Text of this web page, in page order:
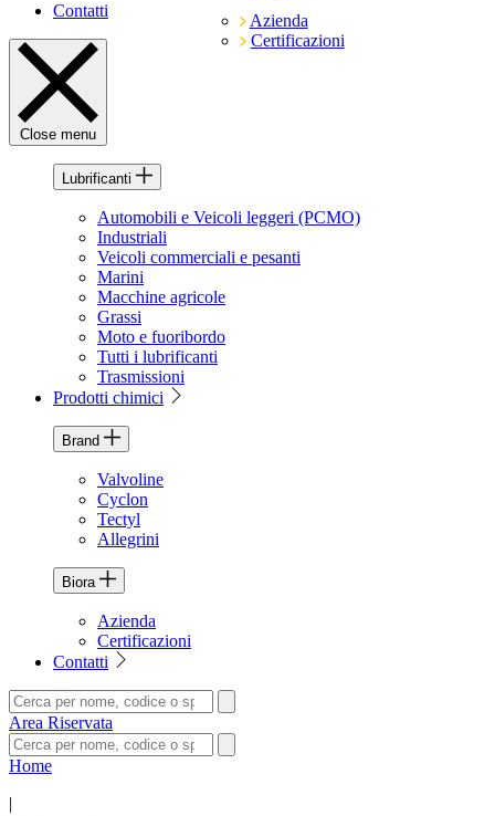
Azienda
Certificazioni
Contatti
Close menu
Lubrificanti
Automobili e Veicoli leggeri (PCMO)
Industriali
Veicoli commerciali e pesanti
Marini
Macchine agricole
Grassi
Moto e fuoribordo
Tutti i lubrificanti
Trasmissioni
Prodotti chimici
Brand
Valvoline
Cyclon
Tectyl
Allegrini
Biora
Azienda
Certificazioni
Contatti
Area Riservata
Home
|